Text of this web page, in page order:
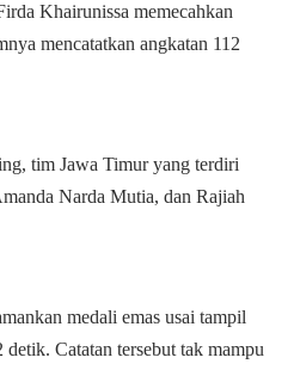
Khairunissa memecahkan
mencatatkan angkatan 112
tim Jawa Timur yang terdiri
Narda Mutia, dan Rajiah
medali emas usai tampil
Catatan tersebut tak mampu